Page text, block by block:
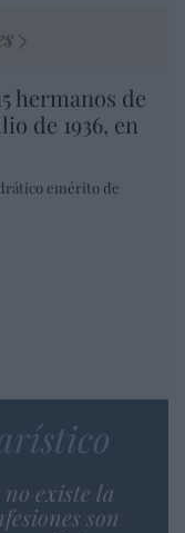
hermanos de
de 1936, en
emérito de
existe la
son